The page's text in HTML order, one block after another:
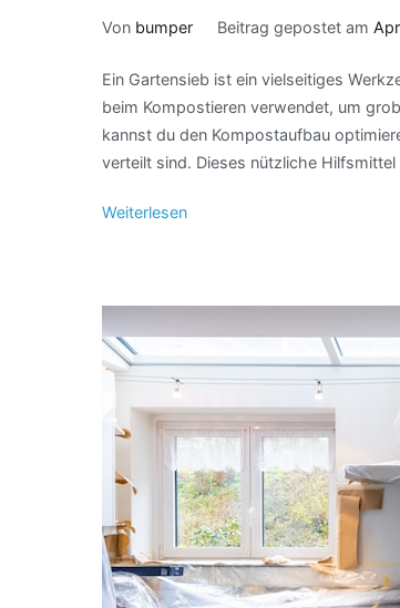
Von bumper Beitrag gepostet am
Ein Gartensieb ist ein vielseitiges
beim Kompostieren verwendet, um
kannst du den Kompostaufbau
verteilt sind. Dieses nützliche
Weiterlesen